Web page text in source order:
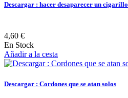
Descargar : hacer desaparecer un cigarillo
4,60 €
En Stock
Añadir a la cesta
Descargar : Cordones que se atan solos